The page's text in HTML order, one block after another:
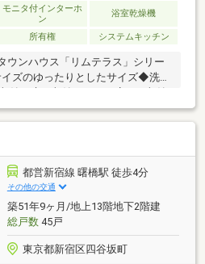
モニタ付インターホ
ン
浴室乾燥機
所有権 システムキッチン
ウンハウス「リムテラス」シリー
ズのゆったりとしたサイズ◆洗面
納、床下収納、リネン庫など収納
ーム（約5.0帖）：2方向に採光部
⇒北・東・西の3面採光につき
足元からお部屋全体を温める床暖
がしやすい整形の間取り◆お料理
屋全体を見渡せるカウンターキッ
ョンにより、カップボードを新規
ンロ◆キッチンに開口部あり
都営新宿線 曙橋駅 徒歩4分
その他の交通
築51年9ヶ月/地上13階地下2階建
総戸数45戸
東京都新宿区四谷坂町